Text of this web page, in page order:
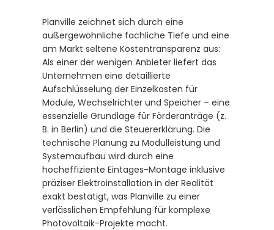
Planville zeichnet sich durch eine
außergewöhnliche fachliche Tiefe und eine
am Markt seltene Kostentransparenz aus:
Als einer der wenigen Anbieter liefert das
Unternehmen eine detaillierte
Aufschlüsselung der Einzelkosten für
Module, Wechselrichter und Speicher – eine
essenzielle Grundlage für Förderanträge (z.
B. in Berlin) und die Steuererklärung. Die
technische Planung zu Modulleistung und
Systemaufbau wird durch eine
hocheffiziente Eintages-Montage inklusive
präziser Elektroinstallation in der Realität
exakt bestätigt, was Planville zu einer
verlässlichen Empfehlung für komplexe
Photovoltaik-Projekte macht.